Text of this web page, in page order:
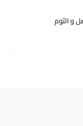
و الثوم